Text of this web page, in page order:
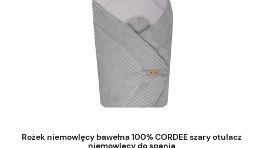
Rożek niemowlęcy bawełna 100% CORDEE szary otulacz
niemowlęcy do spania